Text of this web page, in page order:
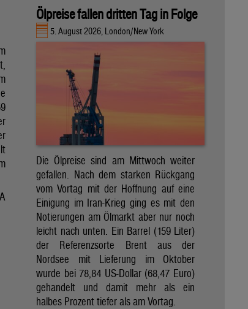
Ölpreise fallen dritten Tag in Folge
5. August 2026, London/New York
Die Ölpreise sind am Mittwoch weiter
gefallen. Nach dem starken Rückgang
vom Vortag mit der Hoffnung auf eine
Einigung im Iran-Krieg ging es mit den
Notierungen am Ölmarkt aber nur noch
leicht nach unten. Ein Barrel (159 Liter)
der Referenzsorte Brent aus der
Nordsee mit Lieferung im Oktober
wurde bei 78,84 US-Dollar (68,47 Euro)
gehandelt und damit mehr als ein
halbes Prozent tiefer als am Vortag.